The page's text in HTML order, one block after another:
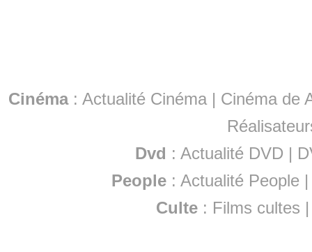
Cinéma: Actualité Cinéma | Cinéma de
Dvd : Actualité DVD |
People :Actualité People
Culte : Films cultes